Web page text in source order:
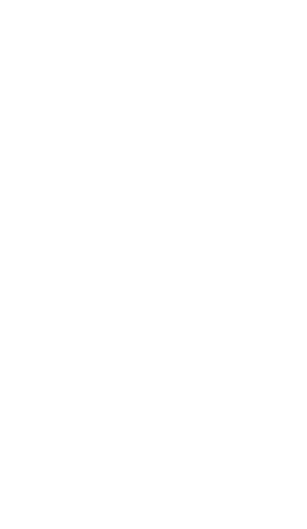
00f1982r1uukb925/